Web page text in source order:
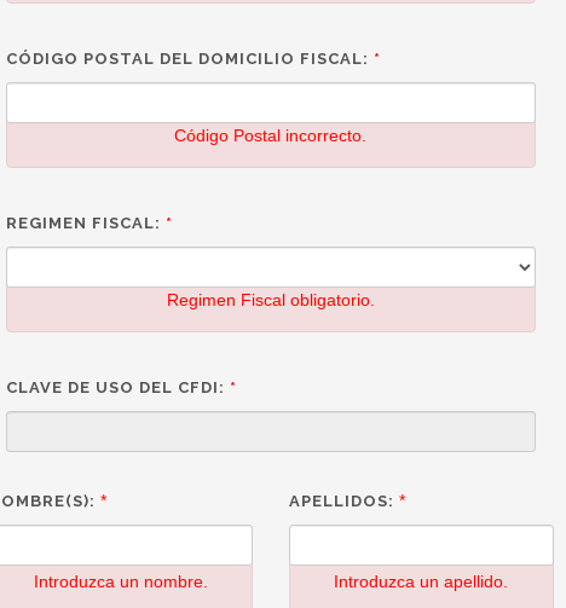
CÓDIGO POSTAL DEL DOMICILIO FISCAL: *
Código Postal incorrecto.
REGIMEN FISCAL: *
Regimen Fiscal obligatorio.
CLAVE DE USO DEL CFDI: *
*
Introduzca un nombre.
APELLIDOS: *
Introduzca un apellido.